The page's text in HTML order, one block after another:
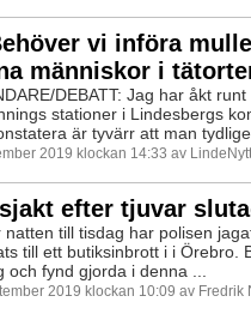
vi införa
människor i
DEBATT: Jag har åkt runt
stationer i Lindesbergs
är tyvärr att man
2019 klockan 14:33 av
efter tjuvar
natten till tisdag har polisen
till ett butiksinbrott i i Örebro.
och fynd gjorda i denna ...
2019 klockan 10:09 av Fredrik